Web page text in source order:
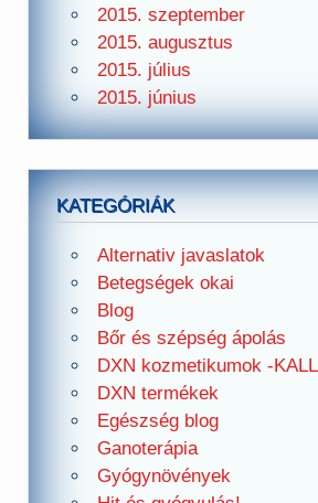
2015. szeptember
2015. augusztus
2015. július
2015. június
KATEGÓRIÁK
Alternativ javaslatok
Betegségek okai
Blog
Bőr és szépség ápolás
DXN kozmetikumok -
DXN termékek
Egészség blog
Ganoterápia
Gyógynövények